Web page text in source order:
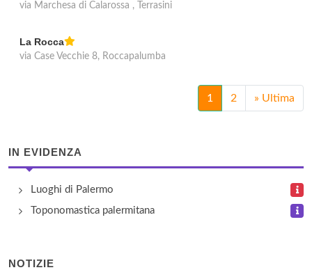
via Marchesa di Calarossa , Terrasini
La Rocca
via Case Vecchie 8, Roccapalumba
1 2 » Ultima
IN EVIDENZA
Luoghi di Palermo
Toponomastica palermitana
NOTIZIE